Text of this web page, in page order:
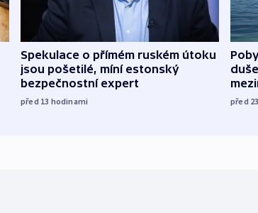
Spekulace o přímém ruském útoku
jsou pošetilé, míní estonský
bezpečnostní expert
před 13 hodinami před 23